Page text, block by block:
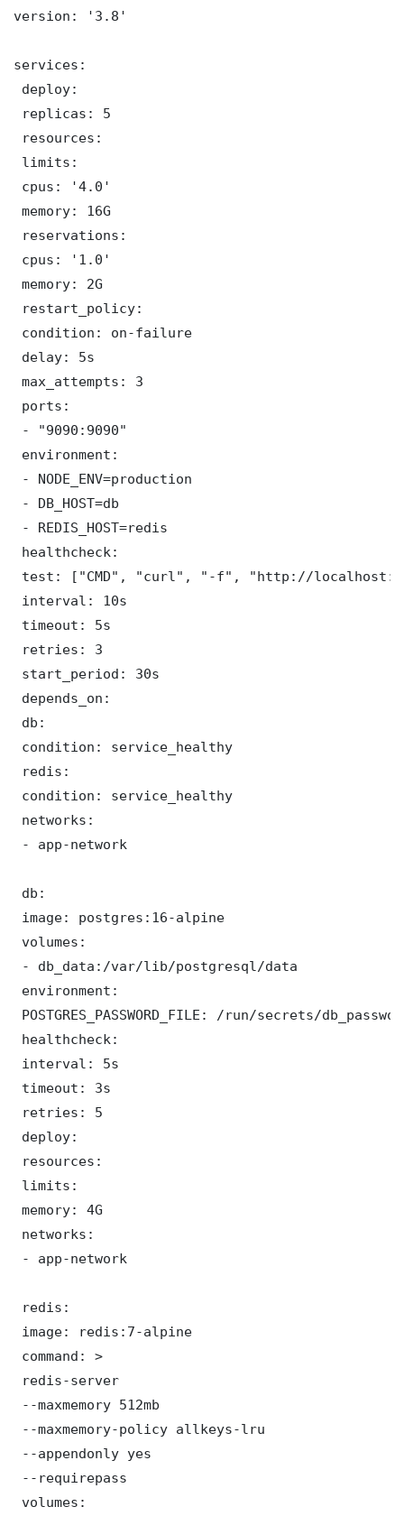
version: '3.8'
services:
deploy:
replicas: 5
resources:
limits:
cpus: '4.0'
memory: 16G
reservations:
cpus: '1.0'
memory: 2G
restart_policy:
condition: on-failure
delay: 5s
max_attempts: 3
ports:
- "9090:9090"
environment:
- NODE_ENV=production
- DB_HOST=db
- REDIS_HOST=redis
healthcheck:
test: ["CMD", "curl", "-f", "http://
interval: 10s
timeout: 5s
retries: 3
start_period: 30s
depends_on:
db:
condition: service_healthy
redis:
condition: service_healthy
networks:
- app-network
db:
image: postgres:16-alpine
volumes:
- db_data:/var/lib/postgresql/data
environment:
POSTGRES_PASSWORD_FILE: /run/secrets/
healthcheck:
interval: 5s
timeout: 3s
retries: 5
deploy:
resources:
limits:
memory: 4G
networks:
- app-network
redis:
image: redis:7-alpine
command: >
redis-server
--maxmemory 512mb
--maxmemory-policy allkeys-lru
--appendonly yes
--requirepass
volumes: